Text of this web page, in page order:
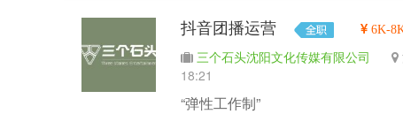
抖音团播运营 6K-
三个石头沈阳文化传媒有限公司
18:21
“弹性工作制”